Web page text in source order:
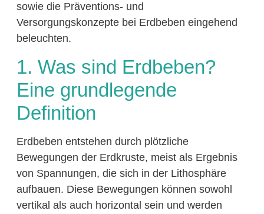
sowie die Präventions- und
Versorgungskonzepte bei Erdbeben eingehend
beleuchten.
1. Was sind Erdbeben?
Eine grundlegende
Definition
Erdbeben entstehen durch plötzliche
Bewegungen der Erdkruste, meist als Ergebnis
von Spannungen, die sich in der Lithosphäre
aufbauen. Diese Bewegungen können sowohl
vertikal als auch horizontal sein und werden